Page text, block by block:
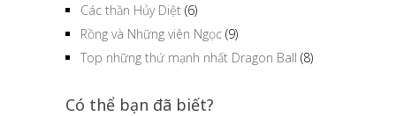
Các thần Hủy Diệt (6)
Rồng và Những viên Ngọc (9)
Top những thứ mạnh nhất Dragon Ball (8)
Có thể bạn đã biết?